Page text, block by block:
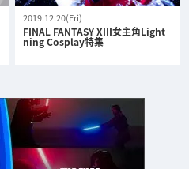
2019.12.20(Fri)
FINAL FANTASY XIII女主角Light
ning Cosplay特集